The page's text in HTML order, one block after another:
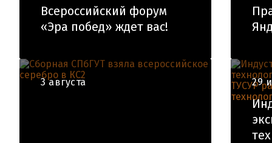
Всероссийский форум
«Эра побед» ждет вас!
3 августа 29